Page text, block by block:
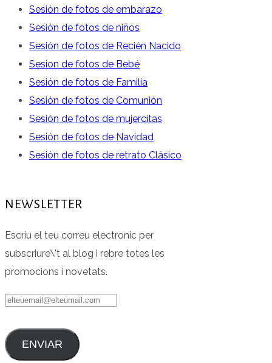
Instagram
Sesión de fotos de embarazo
Sesión de fotos de niños
Sesión de fotos de Recién Nacido
Sesion de fotos de Bebé
Sesión de fotos de Familia
Sesión de fotos de Comunión
Sesión de fotos de mujercitas
Sesión de fotos de Navidad
Sesión de fotos de retrato Clásico
NEWSLETTER
Escriu el teu correu electronic per
subscriure\'t al blog i rebre totes les
promocions i novetats.
elteuemail@elteumail.com
ENVIAR